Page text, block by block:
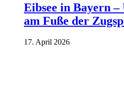
Eibsee in Bayern
am Fuße der
17. April 2026